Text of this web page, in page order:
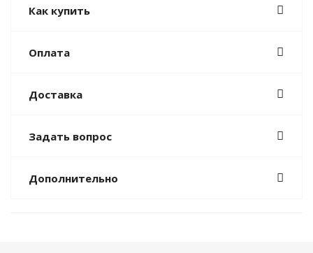
Как купить
Оплата
Доставка
Задать вопрос
Дополнительно